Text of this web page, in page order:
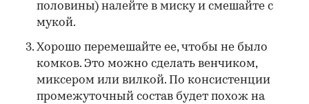
половины) налейте в миску и смешайте с
мукой.
Хорошо перемешайте ее, чтобы не было
комков. Это можно сделать венчиком,
миксером или вилкой. По консистенции
промежуточный состав будет похож на